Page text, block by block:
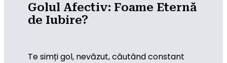
Golul Afectiv: Foame Eternă
de Iubire?
Te simți gol, nevăzut, căutând constant